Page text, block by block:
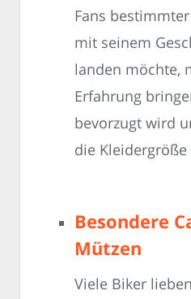
Fans
mit seinem
landen möchte,
Erfahrung
bevorzugt wird
die
Besondere
Mützen
Viele Biker